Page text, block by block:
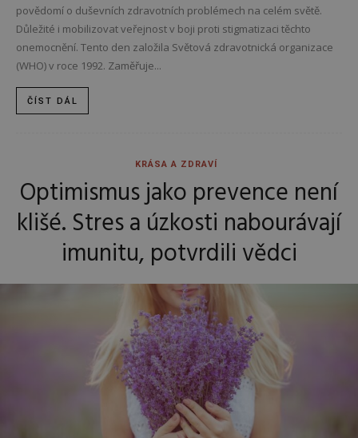
povědomí o duševních zdravotních problémech na celém světě.
Důležité i mobilizovat veřejnost v boji proti stigmatizaci těchto
onemocnění. Tento den založila Světová zdravotnická organizace
(WHO) v roce 1992. Zaměřuje...
ČÍST DÁL
KRÁSA A ZDRAVÍ
Optimismus jako prevence není
klišé. Stres a úzkosti nabourávají
imunitu, potvrdili vědci